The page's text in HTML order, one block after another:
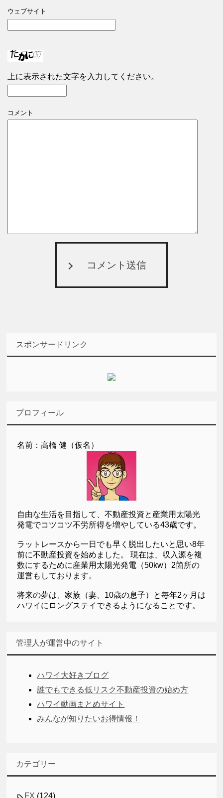
ウェブサイト
上に表示された文字を入力してください。
コメント
コメント送信
スポンサードリンク
プロフィール
名前：高橋 健（仮名）
自由な生活を目指して、不動産投資と産業用太陽光
発電でコツコツ不労所得を増やしている43歳です。
ラットレースから一日でも早く脱出したいと思い8年
前に不動産投資を始めました。 現在は、収入源を複
数にするために産業用太陽光発電（50kw）2箇所の
運営もしております。
将来の夢は、家族（妻、10歳の息子）と毎年2ヶ月は
ハワイにロングステイできるようになることです。
管理人が運営中のサイト
ハワイ大好きブログ
誰でもできる低リスク不動産投資の始め方
ハワイ動画まとめサイト
みんなが知りたいお得情報！
カテゴリー
FX (124)